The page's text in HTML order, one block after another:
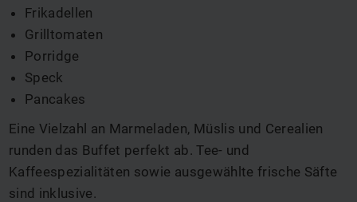
Frikadellen
Grilltomaten
Porridge
Speck
Pancakes
Eine Vielzahl an Marmeladen, Müslis und Cerealien
runden das Buffet perfekt ab. Tee- und
Kaffeespezialitäten sowie ausgewählte frische Säfte
sind inklusive.